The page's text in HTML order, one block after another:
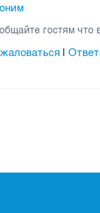
гостям что
|